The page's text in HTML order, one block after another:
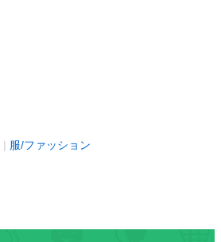
服/ファッション